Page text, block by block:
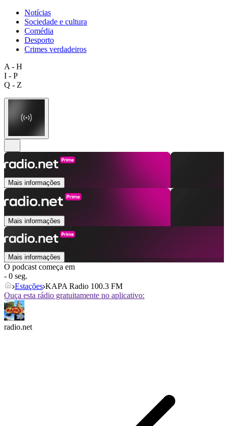
Notícias
Sociedade e cultura
Comédia
Desporto
Crimes verdadeiros
A - H
I - P
Q - Z
Mais informações
Mais informações
Mais informações
O podcast começa em
- 0 seg.
Estações KAPA Radio 100.3 FM
Ouça esta rádio gratuitamente no aplicativo:
radio.net